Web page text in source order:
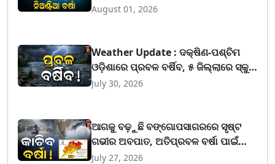
ଓଡ଼ିଶାରେ କମ ବର୍ଷା ସମ୍ଭାବନା
August 01, 2026
Weather Update : ଦକ୍ଷିଣ-ପଶ୍ଚିମ
ଓଡ଼ିଶାରେ ପ୍ରବଳ ବର୍ଷିବ, ୫ ଜିଲ୍ଲାରେ ସ୍କୁଲ
ଛୁଟି
July 30, 2026
ଆଗକୁ ବଢ଼ୁଛି ବଙ୍ଗୋପସାଗରରେ ସୃଷ୍ଟ
ଗଭୀର ଅବପାତ, ଅତିପ୍ରବଳ ବର୍ଷା ପାଇଁ
ରେଡ୍ ଓ୍ବାର୍ଣ୍ଣିଂ ଜାରି କଲା IMD
July 27, 2026